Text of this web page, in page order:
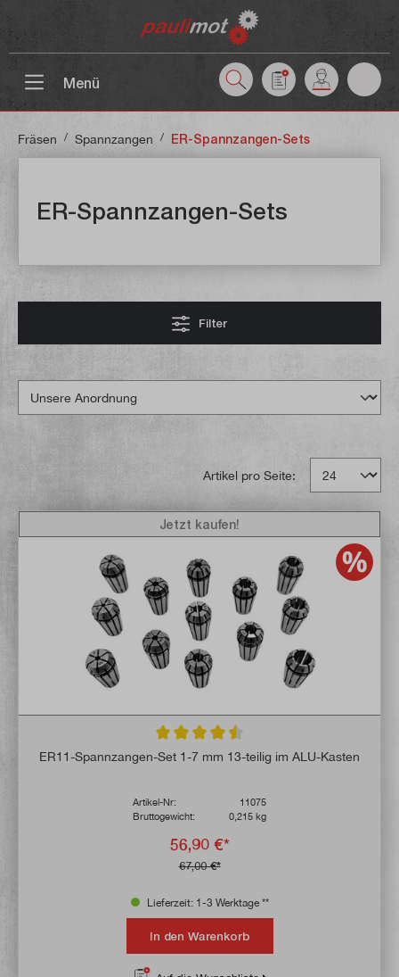
Menü
Fräsen / Spannzangen / ER-Spannzangen-Sets
ER-Spannzangen-Sets
Filter
Artikel pro Seite:
Durchschnittliche Bewertung von 4.5 von
ER11-Spannzangen-Set 1-7 mm 13-teilig im ALU-Kasten
Artikel-Nr:
11075
Bruttogewicht:
0,215 kg
56,90 €*
67,00 €*
Jetzt kaufen!
Lieferzeit: 1-3 Werktage **
In den Warenkorb